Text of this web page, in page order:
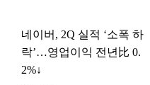
네이버, 2Q 실적 ‘소폭 하
락’…영업이익 전년比 0.
2%↓